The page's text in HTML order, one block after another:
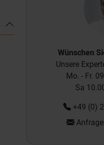
Wünschen
Unsere
Mo. - Fr.
Sa
+49 (0)